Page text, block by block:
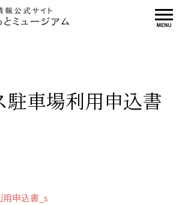
駐車場利用申込書
申込書_s